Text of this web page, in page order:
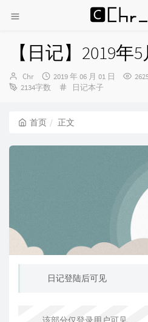
【日记】2019年5
博
主：
Chr
发
布
2019 年 06 月 01 日
2134字数
分
日记本子
首页 正文
日记登陆后可见